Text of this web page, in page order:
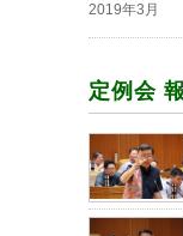
2019年3月
定例会